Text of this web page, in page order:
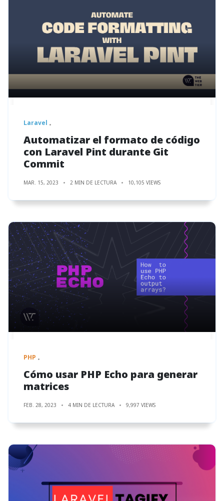
Laravel
Automatizar el formato de código
con Laravel Pint durante Git
Commit
MAR. 15, 2023 2 MIN DE LECTURA 10,105 VIEWS
PHP
Cómo usar PHP Echo para generar
matrices
FEB. 28, 2023 4 MIN DE LECTURA 9,997 VIEWS